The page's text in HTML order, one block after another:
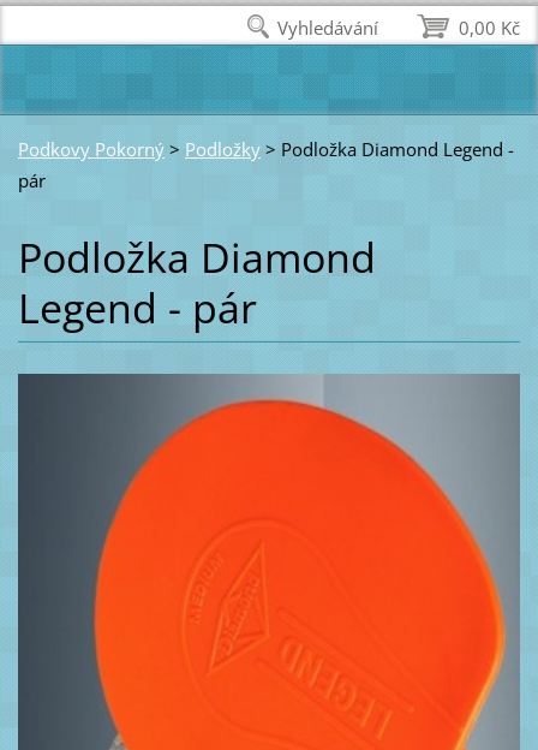
Podkovy Pokorný > Podložky > Podložka Diamond Legend -
pár
Podložka Diamond
Legend - pár
0,00 Kč
Vyhledávání